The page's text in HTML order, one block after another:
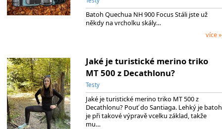
Batoh Quechua NH 900 Focus Stáli jste už
někdy na vrcholku skály…
více »
Jaké je turistické merino triko
MT 500 z Decathlonu?
Testy
Jaké je turistické merino triko MT 500 z
Decathlonu? Pouť do Santiaga. Lehký je batoh
je při takové výpravě vcelku základ, takže
mu…